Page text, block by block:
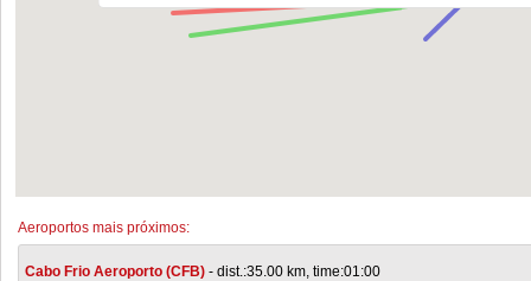
Aeroportos mais próximos:
Cabo Frio Aeroporto (CFB) - dist.:35.00 km, time:01:00